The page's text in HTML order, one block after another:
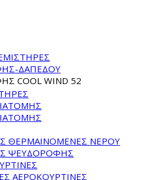
ΔΑΠΕΔΟΥ
COOL WIND 52
ΘΕΡΜΑΙΝΟΜΕΝΕΣ NEPOY
ΨΕΥΔΟΡΟΦΗΣ
ΑΕΡΟΚΟΥΡΤΙΝΕΣ